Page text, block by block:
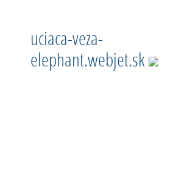
uciaca-veza-
elephant.webjet.sk